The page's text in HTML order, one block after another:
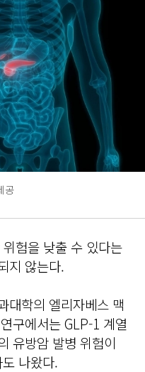
공
험을 낮출 수 있다는
지 않는다.
대학의 엘리자베스 맥
구에서는 GLP-1 계열
유방암 발병 위험이
나왔다.